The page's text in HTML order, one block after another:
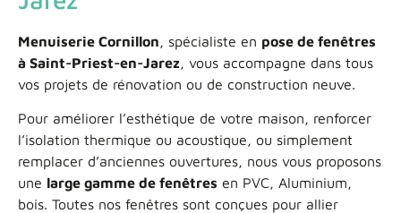
Menuiserie Cornillon , spécialiste en pose de fenêtres
à Saint-Priest-en-Jarez , vous accompagne dans tous
vos projets de rénovation ou de construction neuve.
Pour améliorer l’esthétique de votre maison, renforcer
l’isolation thermique ou acoustique, ou simplement
remplacer d’anciennes ouvertures, nous vous proposons
une large gamme de fenêtres en PVC, Aluminium,
bois. Toutes nos fenêtres sont conçues pour allier